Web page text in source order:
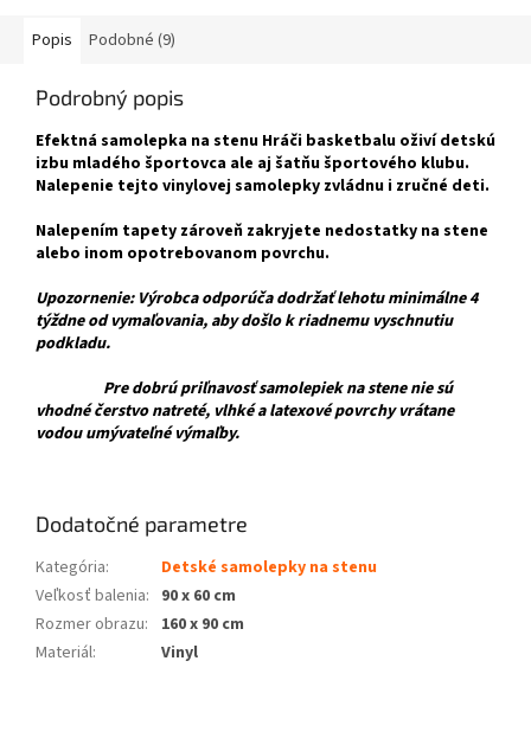
Popis Podobné (9)
Podrobný popis
Efektnásamolepka na stenu Hráči basketbalu oživí detskú
izbu mladého športovca ale aj šatňu športového klubu.
Nalepenie tejto vinylovej samolepky zvládnu i zručné deti.
Nalepením tapety zároveň zakryjete nedostatky na stene
alebo inom opotrebovanom povrchu.
Upozornenie: Výrobca odporúča dodržať lehotu minimálne 4
týždne od vymaľovania, aby došlo k riadnemu vyschnutiu
podkladu.
Pre dobrú priľnavosť samolepiek na stene nie sú
vhodné čerstvo natreté, vlhké a latexové povrchy vrátane
vodou umývateľné výmaľby.
Dodatočné parametre
Kategória:
Detské samolepky na stenu
Veľkosť balenia: 90 x 60 cm
Rozmer obrazu:
160 x 90 cm
Materiál: Vinyl